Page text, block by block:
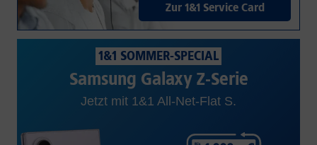
Zur 1&1 Service Card
1&1 SOMMER-SPECIAL
Samsung Galaxy Z-Serie
Jetzt mit 1&1 All-Net-Flat S.